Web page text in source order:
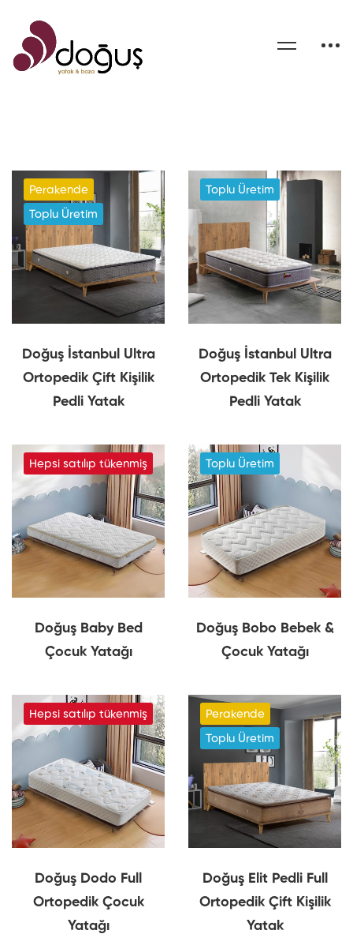
Perakende
Toplu Üretim
Doğuş İstanbul Ultra
Ortopedik Çift Kişilik
Pedli Yatak
Toplu Üretim
Doğuş İstanbul Ultra
Ortopedik Tek Kişilik
Pedli Yatak
Hepsi satılıp tükenmiş
Doğuş Baby Bed
Çocuk Yatağı
Toplu Üretim
Doğuş Bobo Bebek &
Çocuk Yatağı
Hepsi satılıp tükenmiş
Doğuş Dodo Full
Ortopedik Çocuk
Yatağı
Perakende
Toplu Üretim
Doğuş Elit Pedli Full
Ortopedik Çift Kişilik
Yatak